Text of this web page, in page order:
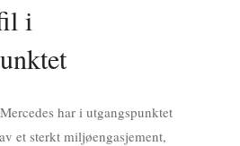
i
har i utgangspunktet
et sterkt miljøengasjement,